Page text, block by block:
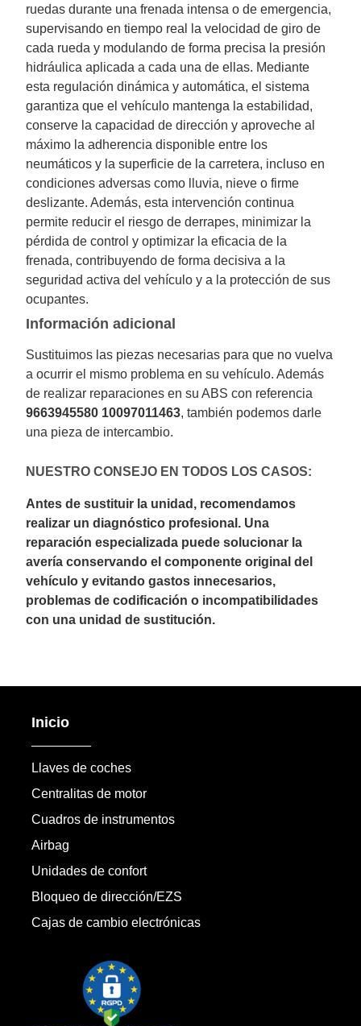
ruedas durante una frenada intensa o de emergencia,
supervisando en tiempo real la velocidad de giro de
cada rueda y modulando de forma precisa la presión
hidráulica aplicada a cada una de ellas. Mediante
esta regulación dinámica y automática, el sistema
garantiza que el vehículo mantenga la estabilidad,
conserve la capacidad de dirección y aproveche al
máximo la adherencia disponible entre los
neumáticos y la superficie de la carretera, incluso en
condiciones adversas como lluvia, nieve o firme
deslizante. Además, esta intervención continua
permite reducir el riesgo de derrapes, minimizar la
pérdida de control y optimizar la eficacia de la
frenada, contribuyendo de forma decisiva a la
seguridad activa del vehículo y a la protección de sus
ocupantes.
Información adicional
Sustituimos las piezas necesarias para que no vuelva
a ocurrir el mismo problema en su vehículo. Además
de realizar reparaciones en su ABS con referencia
9663945580 10097011463, también podemos darle
una pieza de intercambio.
NUESTRO CONSEJO EN TODOS LOS CASOS:
Antes de sustituir la unidad, recomendamos
realizar un diagnóstico profesional. Una
reparación especializada puede solucionar la
avería conservando el componente original del
vehículo y evitando gastos innecesarios,
problemas de codificación o incompatibilidades
con una unidad de sustitución.
Inicio
Llaves de coches
Centralitas de motor
Cuadros de instrumentos
Airbag
Unidades de confort
Bloqueo de dirección/EZS
Cajas de cambio electrónicas